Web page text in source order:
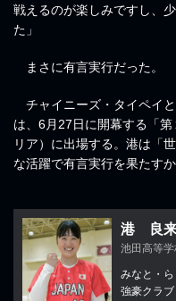
戦えるのが楽しみですし、
た」
まさに有言実行だった。
チャイニーズ・タイペイ
は、6月27日に開幕する「
リア）に出場する。港は「
な活躍で有言実行を果たすか
港 良
池田高等
みなと・
強豪クラ